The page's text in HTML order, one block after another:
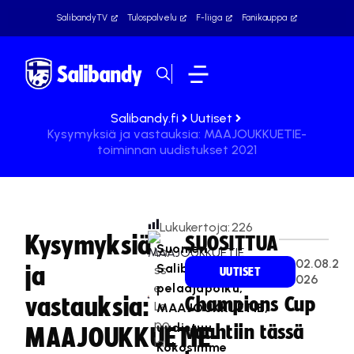
SalibandyTV Tulospalvelu F-liiga Fanikauppa
Salibandy.fi
Uutiset
Kysymyksiä ja vastauksia: MAAJOUKKUETIE-
toiminnan uudistukset 2021
Kysymyksiä
ja
vastauksia:
MAAJOUKKUETIE-
La
ss
e
Le
po
la
Lukukertoja:226
Suomen
Salibandyliiton
pelaajapolku,
MAAJOUKKUETIE,
uudistuu.
Kokosimme
SUOSITTUA
UUTISET
02.08.2
026
Champions Cup
vauhtiin tässä